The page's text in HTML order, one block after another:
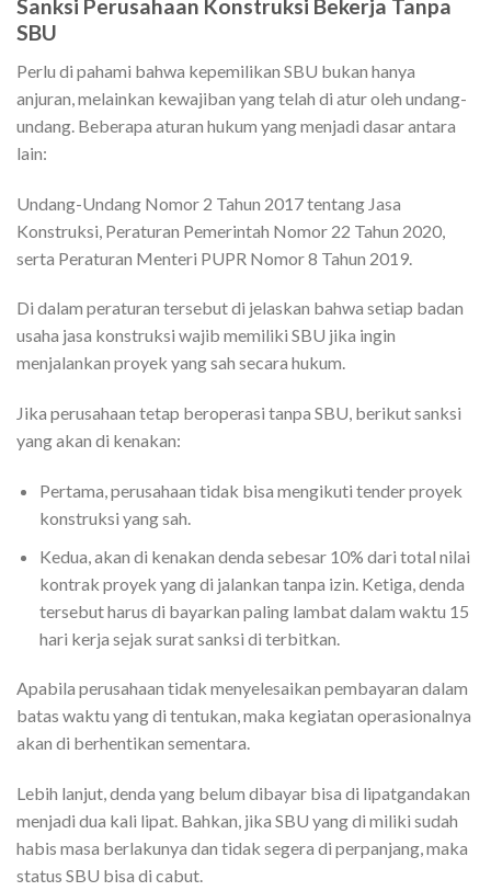
Sanksi Perusahaan Konstruksi Bekerja Tanpa
SBU
Perlu di pahami bahwa kepemilikan SBU bukan hanya
anjuran, melainkan kewajiban yang telah di atur oleh undang-
undang. Beberapa aturan hukum yang menjadi dasar antara
lain:
Undang-Undang Nomor 2 Tahun 2017 tentang Jasa
Konstruksi, Peraturan Pemerintah Nomor 22 Tahun 2020,
serta Peraturan Menteri PUPR Nomor 8 Tahun 2019.
Di dalam peraturan tersebut di jelaskan bahwa setiap badan
usaha jasa konstruksi wajib memiliki SBU jika ingin
menjalankan proyek yang sah secara hukum.
Jika perusahaan tetap beroperasi tanpa SBU, berikut sanksi
yang akan di kenakan:
Pertama, perusahaan tidak bisa mengikuti tender proyek
konstruksi yang sah.
Kedua, akan di kenakan denda sebesar 10% dari total nilai
kontrak proyek yang di jalankan tanpa izin. Ketiga, denda
tersebut harus di bayarkan paling lambat dalam waktu 15
hari kerja sejak surat sanksi di terbitkan.
Apabila perusahaan tidak menyelesaikan pembayaran dalam
batas waktu yang di tentukan, maka kegiatan operasionalnya
akan di berhentikan sementara.
Lebih lanjut, denda yang belum dibayar bisa di lipatgandakan
menjadi dua kali lipat. Bahkan, jika SBU yang di miliki sudah
habis masa berlakunya dan tidak segera di perpanjang, maka
status SBU bisa di cabut.